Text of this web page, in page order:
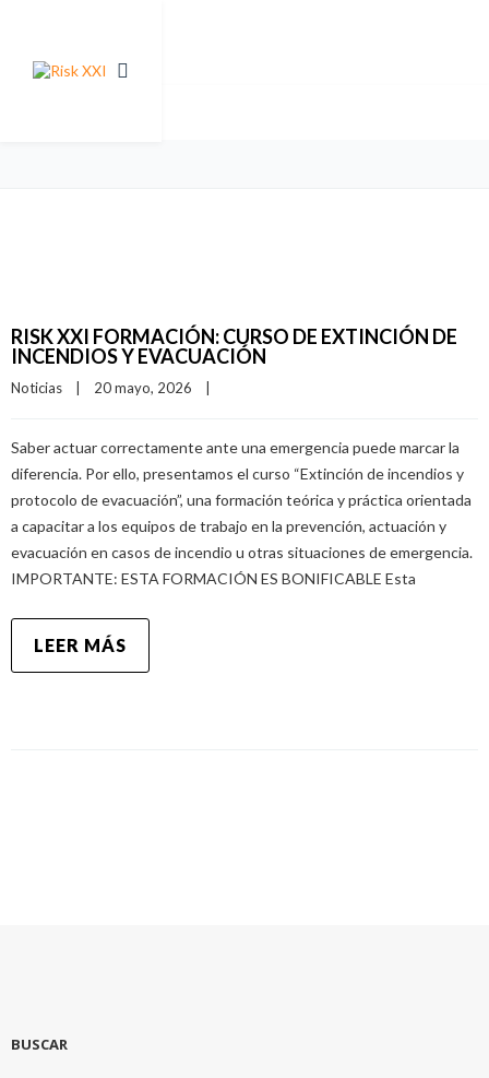
RISK XXI FORMACIÓN: CURSO DE EXTINCIÓN DE
INCENDIOS Y EVACUACIÓN
Noticias 20 mayo, 2026
Saber actuar correctamente ante una emergencia puede marcar la
diferencia. Por ello, presentamos el curso “Extinción de incendios y
protocolo de evacuación”, una formación teórica y práctica orientada
a capacitar a los equipos de trabajo en la prevención, actuación y
evacuación en casos de incendio u otras situaciones de emergencia.
IMPORTANTE: ESTA FORMACIÓN ES BONIFICABLE Esta
LEER MÁS
BUSCAR